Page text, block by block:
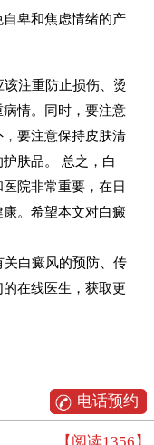
卑和焦虑情绪的产
注重防止损伤、烫
情。同时，要注意
要注意保持皮肤清
肤品。 总之，白
院非常重要，在日
。希望本文对白癜
白癜风的预防、传
在线医生，获取更
电话预约